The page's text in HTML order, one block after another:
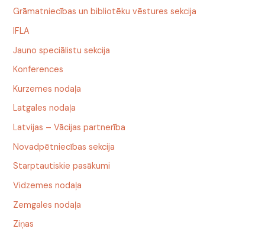
Grāmatniecības un bibliotēku vēstures sekcija
IFLA
Jauno speciālistu sekcija
Konferences
Kurzemes nodaļa
Latgales nodaļa
Latvijas – Vācijas partnerība
Novadpētniecības sekcija
Starptautiskie pasākumi
Vidzemes nodaļa
Zemgales nodaļa
Ziņas